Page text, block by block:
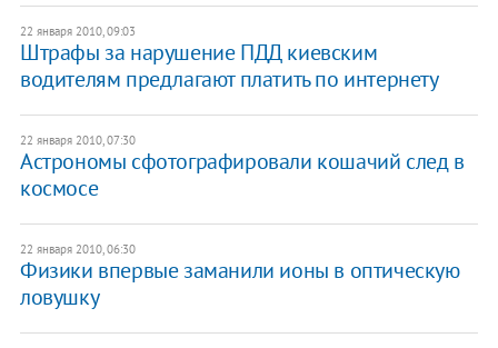
22 января 2010, 09:03
Штрафы за нарушение ПДД киевским
водителям предлагают платить по интернету
22 января 2010, 07:30
Астрономы сфотографировали кошачий след в
космосе
22 января 2010, 06:30
Физики впервые заманили ионы в оптическую
ловушку